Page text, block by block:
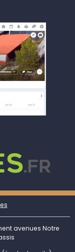
avenues Notre